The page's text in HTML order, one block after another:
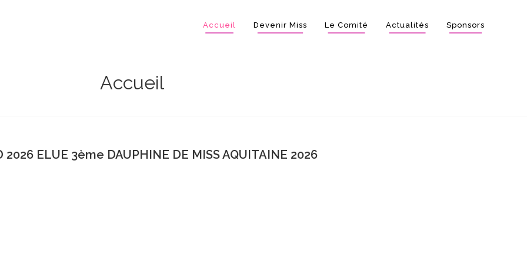
Accueil Devenir Miss Le Comité Actualités Sponsors
Accueil
2026 ELUE 3ème DAUPHINE DE MISS AQUITAINE 2026